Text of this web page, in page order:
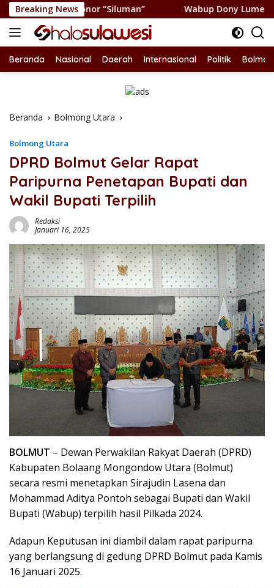
Langsung
ke
konten
Breaking News
Honor “Siluman” Wabup Dony Lumenta Pimpin
Beranda Nasional Daerah Internasional Politik
Beranda Bolmong Utara
Bolmong Utara
DPRD Bolmut Gelar Rapat
Paripurna Penetapan Bupati dan
Wakil Bupati Terpilih
Redaksi
Januari 16, 2025
BOLMUT – Dewan Perwakilan Rakyat Daerah (DPRD)
Kabupaten Bolaang Mongondow Utara (Bolmut)
secara resmi menetapkan Sirajudin Lasena dan
Mohammad Aditya Pontoh sebagai Bupati dan Wakil
Bupati (Wabup) terpilih hasil Pilkada 2024.
Adapun Keputusan ini diambil dalam rapat paripurna
yang berlangsung di gedung DPRD Bolmut pada Kamis
16 Januari 2025.